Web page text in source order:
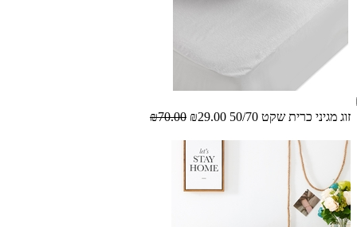
זוג מגיני כרית שקט 50/70 ₪29.00
₪70.00